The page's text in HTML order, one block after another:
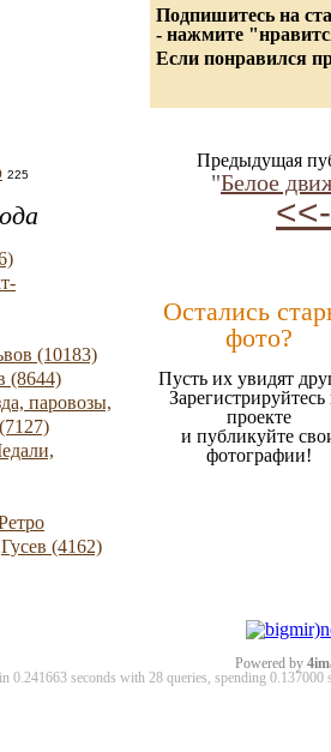
225
(10183)
(8644)
паровозы,
Гусев (4162)
Подпишитесь на
- нажмите
Если понравился
Предыдущая
"Белое
<<-
Остались
фото?
Пусть их увидят
Зарегистрируйтесь
проекте
и публикуйте
фотографии!
Powered by
in 0.241663 seconds with 28 queries, spending